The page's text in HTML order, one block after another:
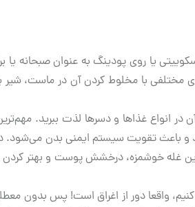
یا روی پودینگ به عنوان صبحانه
با مخلوط کردن آن در ماست، شیر
انواع غذاها و دسرها لذت ببرید.
و باعث تقویت سیستم ایمنی بدن می‌شود.
این غله خوشمزه، درخشش پوست و بهتر کردن
کنیم، واقعا دور از اغراق است! پس بدون